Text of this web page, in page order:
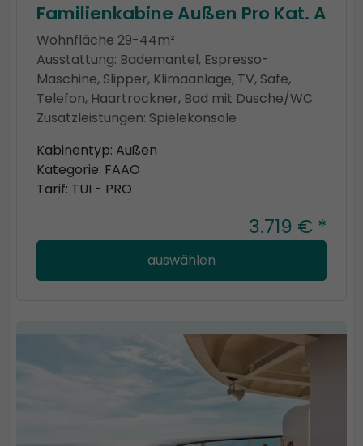
Familienkabine Außen Pro Kat. A
Wohnfläche 29-44m²
Ausstattung: Bademantel, Espresso-
Maschine, Slipper, Klimaanlage, TV, Safe,
Telefon, Haartrockner, Bad mit Dusche/WC
Zusatzleistungen: Spielekonsole
Kabinentyp: Außen
Kategorie: FAAO
Tarif: TUI - PRO
3.719 € *
auswählen